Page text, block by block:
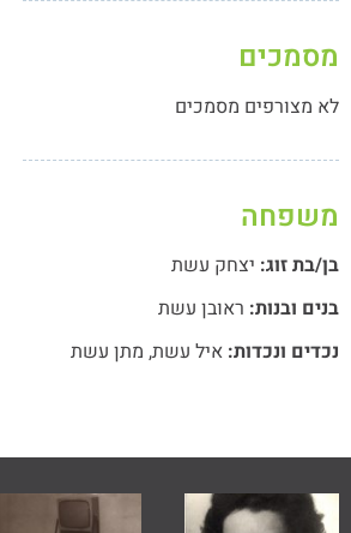
מסמכים
לא מצורפים מסמכים
משפחה
בן/בת זוג: יצחק עשת
בנים ובנות: ראובן עשת
נכדים ונכדות: איל עשת, מתן עשת